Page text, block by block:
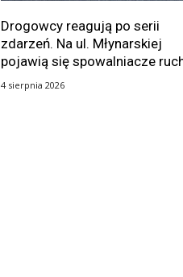
Drogowcy reagują po serii
zdarzeń. Na ul. Młynarskiej
pojawią się spowalniacze
4 sierpnia 2026